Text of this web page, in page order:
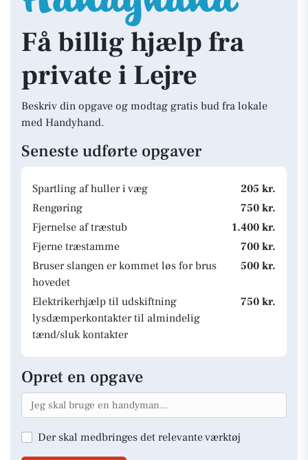
Få billig hjælp fra
private i Lejre
Beskriv din opgave og modtag gratis bud fra lokale
med Handyhand.
Seneste udførte opgaver
Spartling af huller i væg
205 kr.
Rengøring
750 kr.
Fjernelse af træstub
1.400 kr.
Fjerne træstamme
700 kr.
Bruser slangen er kommet løs for brus
hovedet
500 kr.
Elektrikerhjælp til udskiftning
lysdæmperkontakter til almindelig
tænd/sluk kontakter
750 kr.
Opret en opgave
Der skal medbringes det relevante værktøj